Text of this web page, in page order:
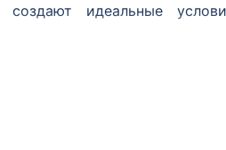
идеальные